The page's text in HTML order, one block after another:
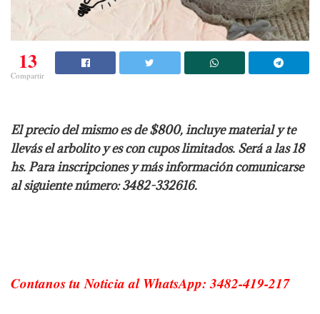
13
Compartir
El precio del mismo es de $800, incluye material y te
llevás el arbolito y es con cupos limitados. Será a las 18
hs. Para inscripciones y más información comunicarse
al siguiente número: 3482-332616.
Contanos tu Noticia al WhatsApp: 3482-419-217